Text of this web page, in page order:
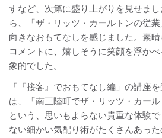
すなど、次第に盛り上がりを見せま
ら、「ザ・リッツ・カールトンの従
向きなおもてなしを感じました。素
コメントに、嬉しそうに笑顔を浮か
象的でした。
「『接客』でおもてなし編」の講座
は、「南三陸町でザ・リッツ・カー
という、思いもよらない貴重な体験
ない細かい気配り術がたくさんあっ